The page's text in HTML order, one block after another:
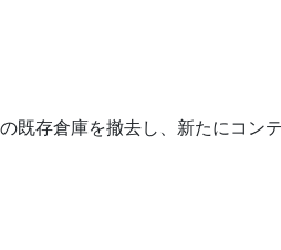
存倉庫を撤去し、新たにコン